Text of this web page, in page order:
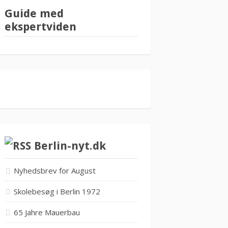
Guide med
ekspertviden
Berlin-nyt.dk
Nyhedsbrev for August
Skolebesøg i Berlin 1972
65 Jahre Mauerbau